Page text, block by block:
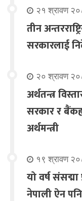
२१ श्रावण
तीन
सरकारलाई
२० श्रावण
अर्थतन्त्र
सरकार र
अर्थमन्त्री
१९ श्रावण
यो वर्ष
नेपाली ऐन